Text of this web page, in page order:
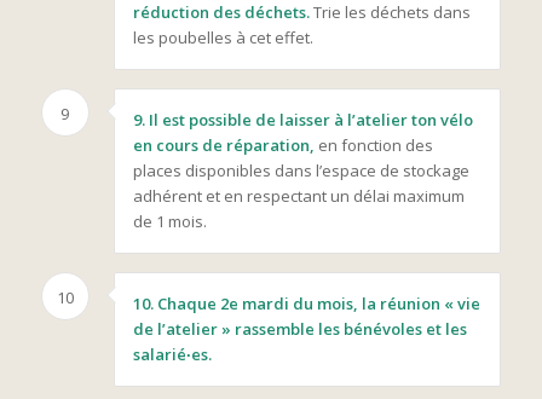
réduction des déchets.Trie les déchets dans
les poubelles à cet effet.
9
9. Il est possible de laisser à l’atelier ton vélo
en cours de réparation, en fonction des
places disponibles dans l’espace de stockage
adhérent et en respectant un délai maximum
de 1 mois.
10
10. Chaque 2e mardi du mois, la réunion « vie
de l’atelier » rassemble les bénévoles et les
salarié∙es.